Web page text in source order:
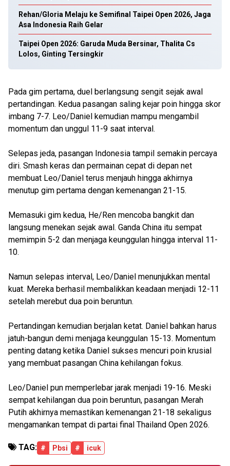
Rehan/Gloria Melaju ke Semifinal Taipei Open 2026, Jaga
Asa Indonesia Raih Gelar
Taipei Open 2026: Garuda Muda Bersinar, Thalita Cs
Lolos, Ginting Tersingkir
Pada gim pertama, duel berlangsung sengit sejak awal
pertandingan. Kedua pasangan saling kejar poin hingga skor
imbang 7-7. Leo/Daniel kemudian mampu mengambil
momentum dan unggul 11-9 saat interval.
Selepas jeda, pasangan Indonesia tampil semakin percaya
diri. Smash keras dan permainan cepat di depan net
membuat Leo/Daniel terus menjauh hingga akhirnya
menutup gim pertama dengan kemenangan 21-15.
Memasuki gim kedua, He/Ren mencoba bangkit dan
langsung menekan sejak awal. Ganda China itu sempat
memimpin 5-2 dan menjaga keunggulan hingga interval 11-
10.
Namun selepas interval, Leo/Daniel menunjukkan mental
kuat. Mereka berhasil membalikkan keadaan menjadi 12-11
setelah merebut dua poin beruntun.
Pertandingan kemudian berjalan ketat. Daniel bahkan harus
jatuh-bangun demi menjaga keunggulan 15-13. Momentum
penting datang ketika Daniel sukses mencuri poin krusial
yang membuat pasangan China kehilangan fokus.
Leo/Daniel pun memperlebar jarak menjadi 19-16. Meski
sempat kehilangan dua poin beruntun, pasangan Merah
Putih akhirnya memastikan kemenangan 21-18 sekaligus
mengamankan tempat di partai final Thailand Open 2026.
TAG: # Pbsi # icuk